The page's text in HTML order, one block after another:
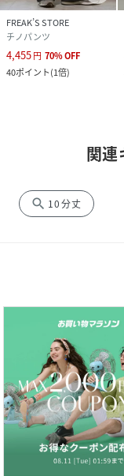
FREAK’S STORE
チノパンツ
4,455円 70%OFF
40ポイント(1倍)
関連
search 10分丈